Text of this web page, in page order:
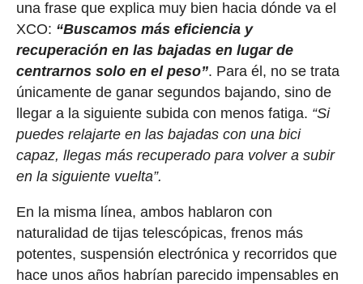
una frase que explica muy bien hacia dónde va el
XCO: “Buscamos más eficiencia y
recuperación en las bajadas en lugar de
centrarnos solo en el peso”. Para él, no se trata
únicamente de ganar segundos bajando, sino de
llegar a la siguiente subida con menos fatiga. “Si
puedes relajarte en las bajadas con una bici
capaz, llegas más recuperado para volver a subir
en la siguiente vuelta”.
En la misma línea, ambos hablaron con
naturalidad de tijas telescópicas, frenos más
potentes, suspensión electrónica y recorridos que
hace unos años habrían parecido impensables en